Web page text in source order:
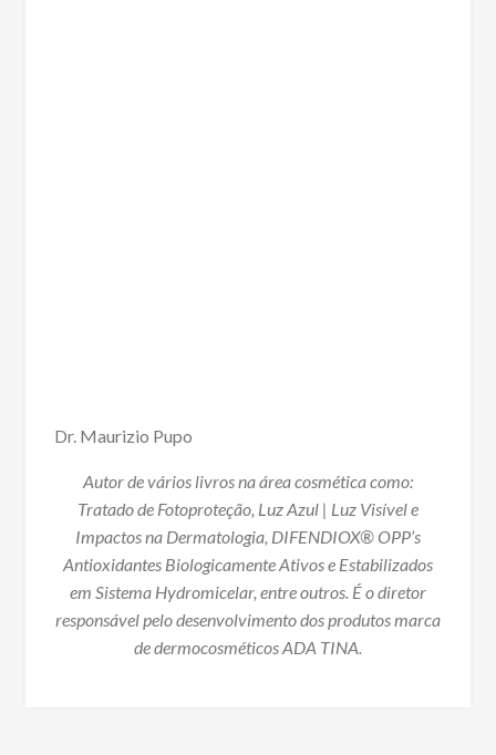
Dr. Maurizio Pupo
Autor de vários livros na área cosmética como:
Tratado de Fotoproteção, Luz Azul | Luz Visível e
Impactos na Dermatologia, DIFENDIOX® OPP’s
Antioxidantes Biologicamente Ativos e Estabilizados
em Sistema Hydromicelar, entre outros. É o diretor
responsável pelo desenvolvimento dos produtos marca
de dermocosméticos ADA TINA.